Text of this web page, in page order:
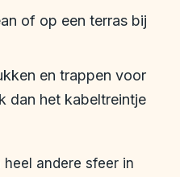
of op een terras bij
en trappen voor
dan het kabeltreintje
andere sfeer in